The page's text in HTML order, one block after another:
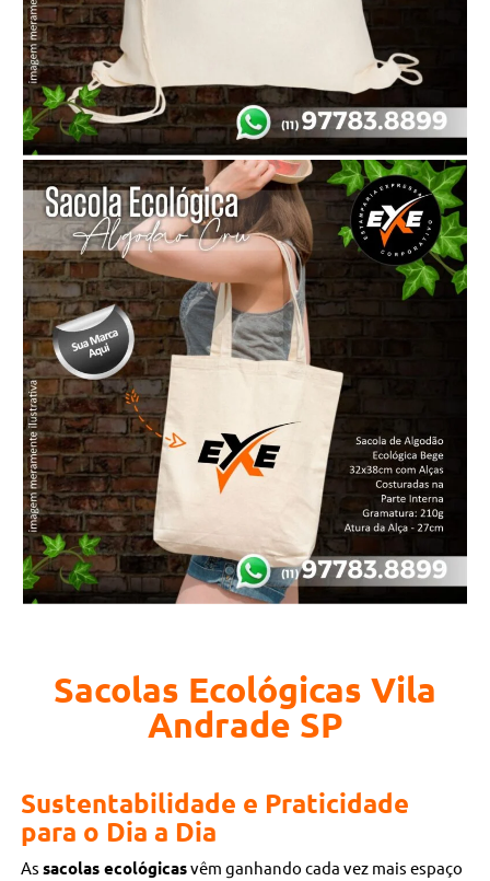
Sacolas Ecológicas Vila
Andrade SP
Sustentabilidade e Praticidade
para o Dia a Dia
Assacolas ecológicasvêm ganhando cada vez mais espaço